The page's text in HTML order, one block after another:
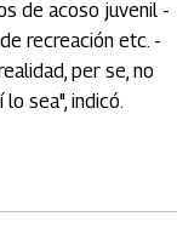
de acoso juvenil -
recreación etc. -
per se, no
sea", indicó.